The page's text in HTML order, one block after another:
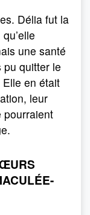
Délia fut la
une santé
pu quitter le
en était
leur
pourraient